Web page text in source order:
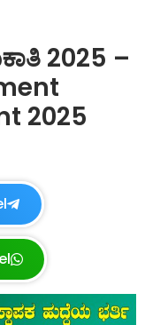
2025 –
2025